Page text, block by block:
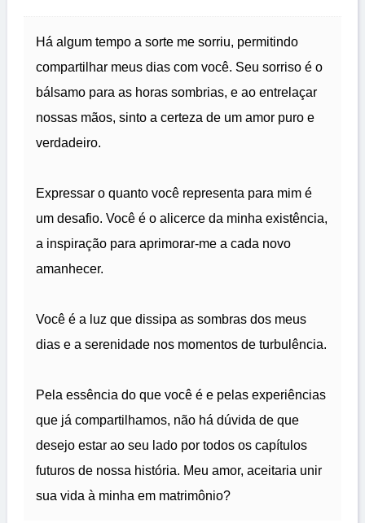
Há algum tempo a sorte me sorriu, permitindo
compartilhar meus dias com você. Seu sorriso é o
bálsamo para as horas sombrias, e ao entrelaçar
nossas mãos, sinto a certeza de um amor puro e
verdadeiro.
Expressar o quanto você representa para mim é
um desafio. Você é o alicerce da minha existência,
a inspiração para aprimorar-me a cada novo
amanhecer.
Você é a luz que dissipa as sombras dos meus
dias e a serenidade nos momentos de turbulência.
Pela essência do que você é e pelas experiências
que já compartilhamos, não há dúvida de que
desejo estar ao seu lado por todos os capítulos
futuros de nossa história. Meu amor, aceitaria unir
sua vida à minha em matrimônio?